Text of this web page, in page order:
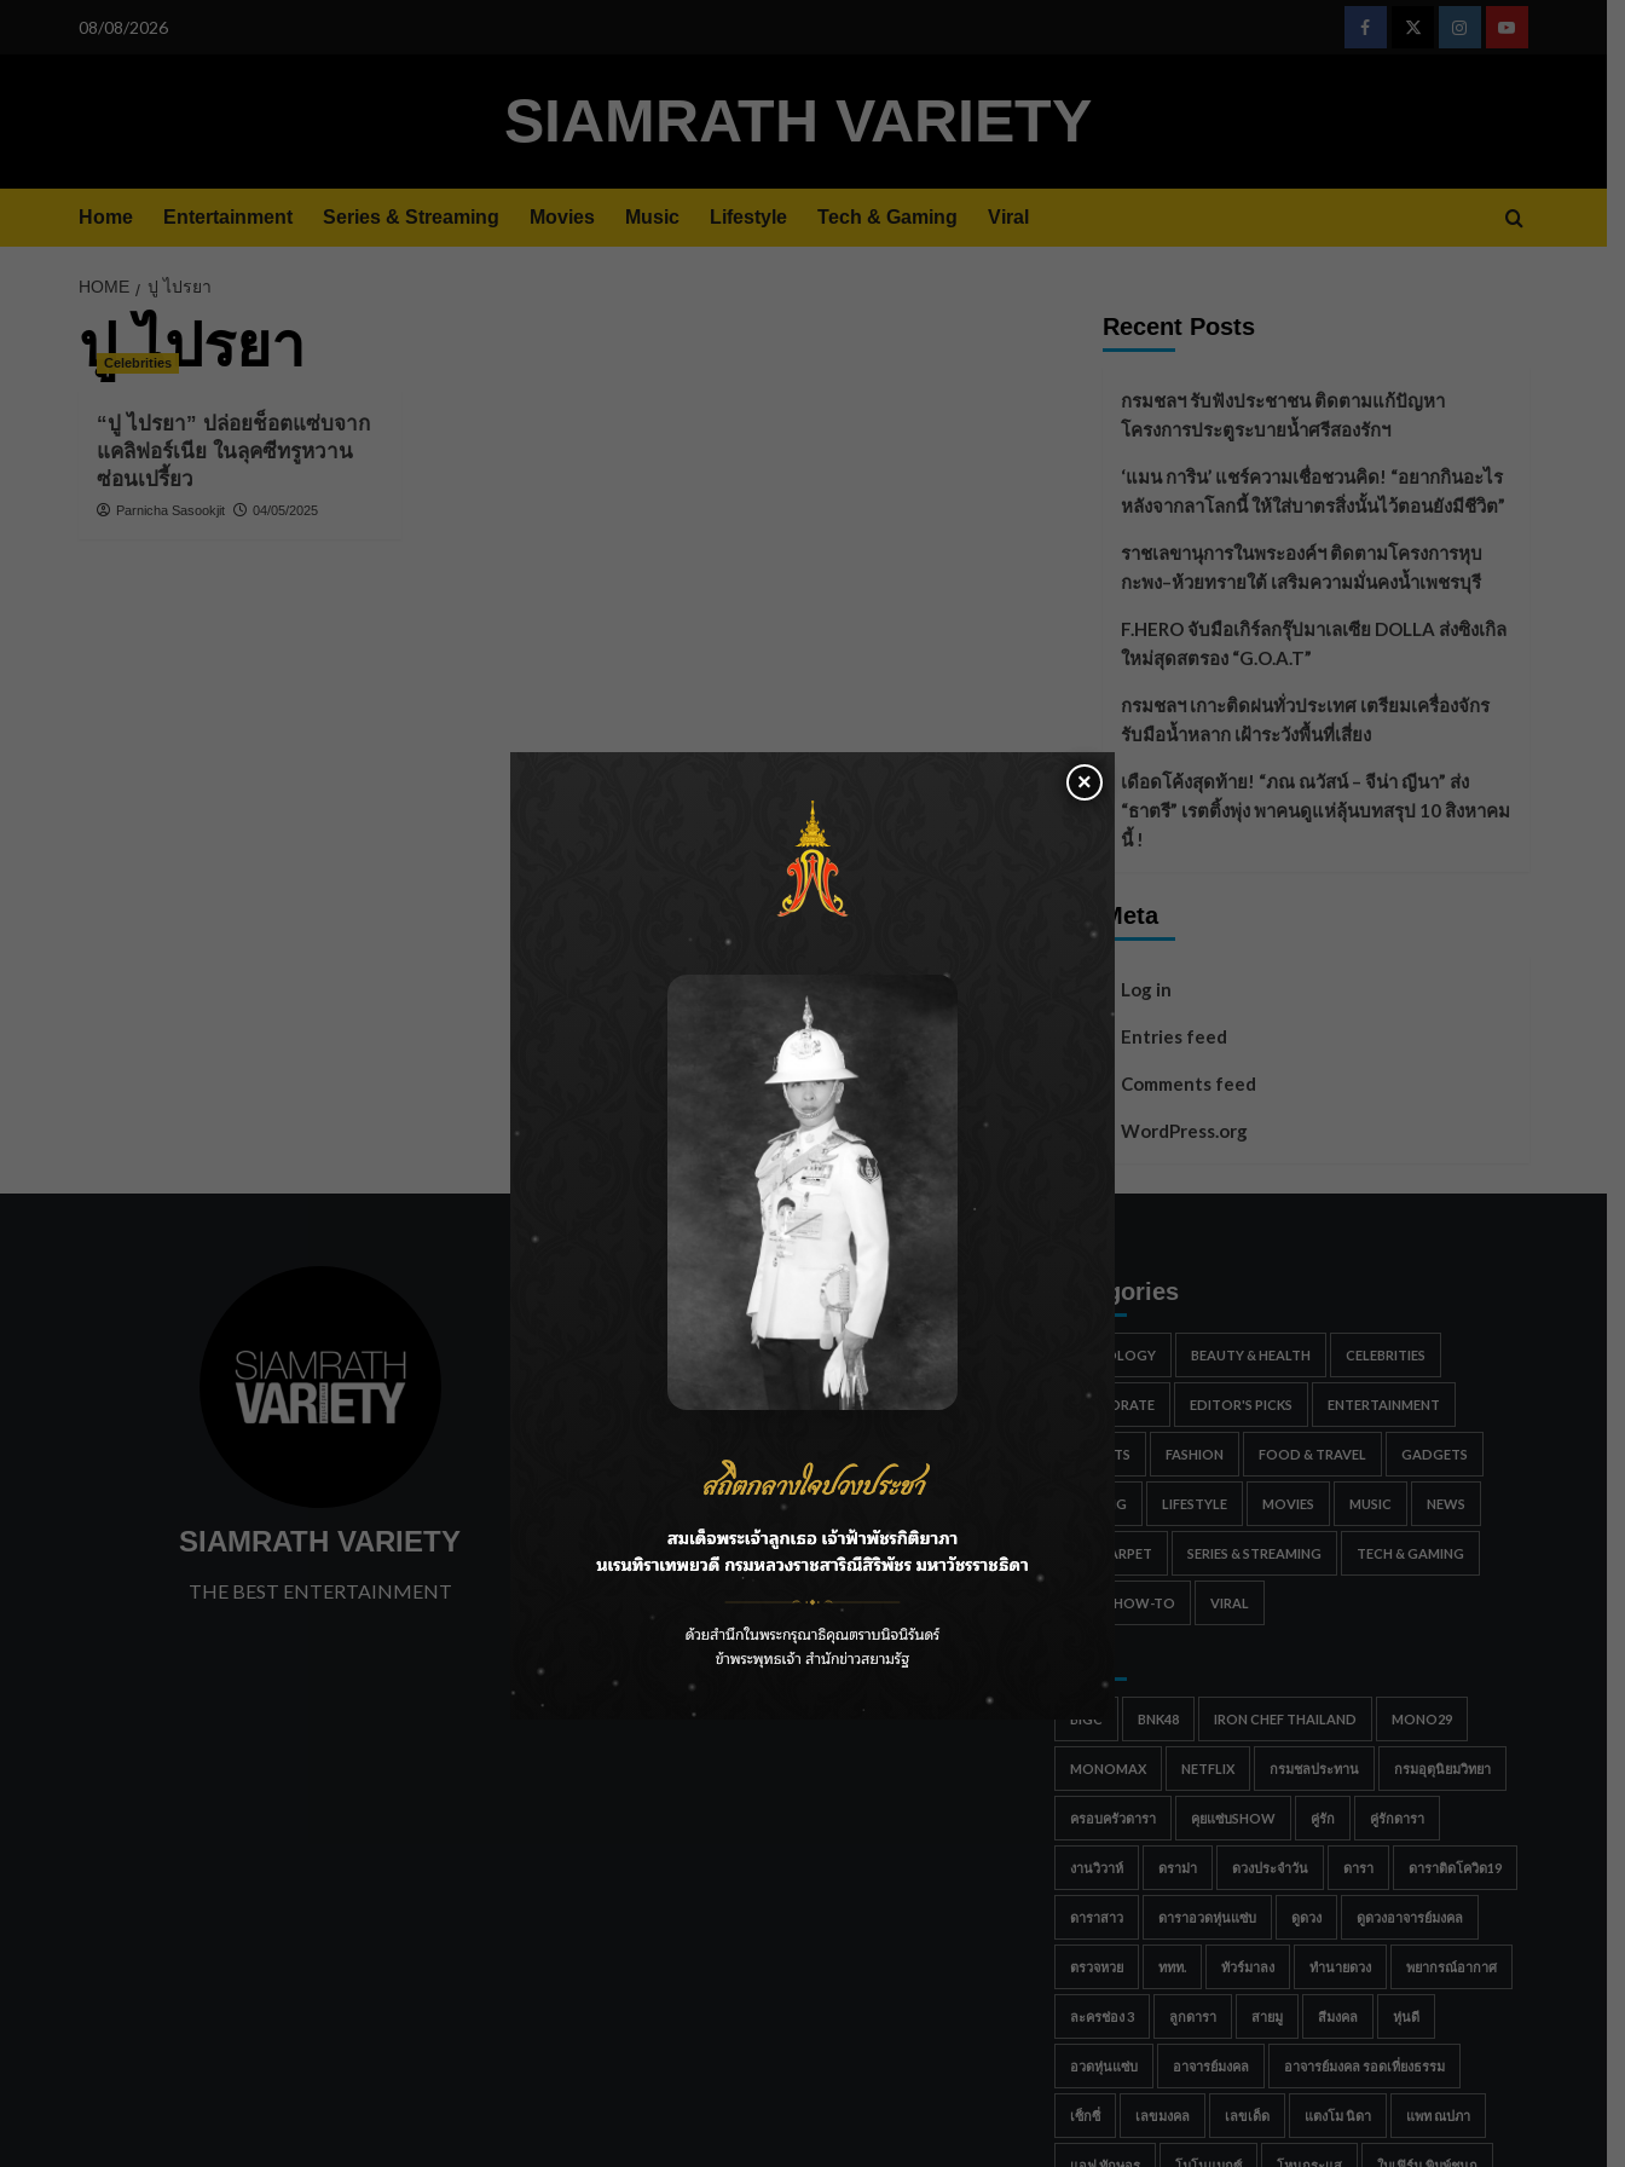
08/08/2026
FacebookTwitterInstagramYoutube
SIAMRATH VARIETY
Home Entertainment Series & Streaming Movies Music Lifestyle Tech & Gaming Viral
HOME ปู ไปรยา
ปู ไปรยา
Celebrities
“ปู ไปรยา” ปล่อยช็อตแซ่บจาก
แคลิฟอร์เนีย ในลุคซีทรูหวาน
ซ่อนเปรี้ยว
Parnicha Sasookjit 04/05/2025
Recent Posts
กรมชลฯ รับฟังประชาชน ติดตามแก้ปัญหา
โครงการประตูระบายน้ำศรีสองรักฯ
‘แมน การิน’ แชร์ความเชื่อชวนคิด! “อยากกินอะไร
หลังจากลาโลกนี้ ให้ใส่บาตรสิ่งนั้นไว้ตอนยังมีชีวิต”
ราชเลขานุการในพระองค์ฯ ติดตามโครงการหุบ
กะพง–ห้วยทรายใต้ เสริมความมั่นคงน้ำเพชรบุรี
F.HERO จับมือเกิร์ลกรุ๊ปมาเลเซีย DOLLA ส่งซิงเกิล
ใหม่สุดสตรอง “G.O.A.T”
กรมชลฯ เกาะติดฝนทั่วประเทศ เตรียมเครื่องจักร
รับมือน้ำหลาก เฝ้าระวังพื้นที่เสี่ยง
เดือดโค้งสุดท้าย! “ภณ ณวัสน์ – จีน่า ญีนา” ส่ง
“ธาตรี” เรตติ้งพุ่ง พาคนดูแห่ลุ้นบทสรุป 10 สิงหาคม
นี้ !
Meta
Log in
Entries feed
Comments feed
WordPress.org
SIAMRATH VARIETY
THE BEST ENTERTAINMENT
กรมชลฯ รับฟังประชาชน ติดตามแก้ปัญหาโครงการประตู
ลาโลกนี้ ให้ใส่บาตรสิ่งนั้นไว้ตอนยังมีชีวิต”
ราชเลขานุการในพระองค์ฯ ติดตามโครงการหุบกะพง–ห้วย
ทรายใต้ เสริมความมั่นคงน้ำเพชรบุรี
ตรอง “G.O.A.T”
กรมชลฯ เกาะติดฝนทั่วประเทศ เตรียมเครื่องจักรรับมือน้ำ
Categories
ASTROLOGY BEAUTY & HEALTH CELEBRITIES
CORPORATE EDITOR'S PICKS ENTERTAINMENT
ESPORTS FASHION FOOD & TRAVEL GADGETS
GAMING LIFESTYLE MOVIES MUSIC NEWS
RED CARPET SERIES & STREAMING TECH & GAMING
TIPS & HOW-TO VIRAL
BIGC BNK48 IRON CHEF THAILAND MONO29
MONOMAX NETFLIX กรมชลประทาน กรมอุตุนิยมวิทยา
ครอบครัวดารา คุยแซ่บSHOW คู่รัก คู่รักดารา
งานวิวาห์ ดราม่า ดวงประจำวัน ดารา ดาราติดโควิด19
ดาราสาว ดาราอวดหุ่นแซ่บ ดูดวง ดูดวงอาจารย์มงคล
ตรวจหวย ททท. ทัวร์มาลง ทำนายดวง พยากรณ์อากาศ
ละครช่อง 3 ลูกดารา สายมู สีมงคล หุ่นดี
อวดหุ่นแซ่บ อาจารย์มงคล อาจารย์มงคล รอดเที่ยงธรรม
เซ็กซี่ เลขมงคล เลขเด็ด แตงโม นิดา แพท ณปภา
×